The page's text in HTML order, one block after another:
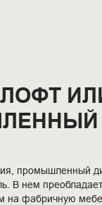
промышленный
В нем
на фабричную